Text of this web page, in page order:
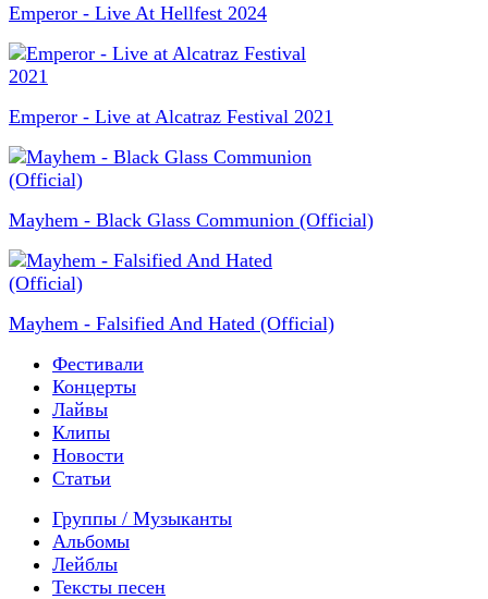
Emperor - Live At Hellfest 2024
Emperor - Live at Alcatraz Festival 2021
Mayhem - Black Glass Communion (Official)
Mayhem - Falsified And Hated (Official)
Фестивали
Концерты
Лайвы
Клипы
Новости
Статьи
Группы / Музыканты
Альбомы
Лейблы
Тексты песен